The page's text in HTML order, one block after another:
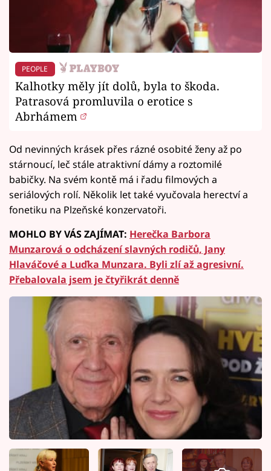
PEOPLE
Kalhotky měly jít dolů, byla to škoda.
Patrasová promluvila o erotice s
Abrhámem
Od nevinných krásek přes rázné osobité ženy až po
stárnoucí, leč stále atraktivní dámy a roztomilé
babičky. Na svém kontě má i řadu filmových a
seriálových rolí. Několik let také vyučovala herectví a
fonetiku na Plzeňské konzervatoři.
MOHLO BY VÁS ZAJÍMAT: Herečka Barbora
Munzarová o odcházení slavných rodičů, Jany
Hlaváčové a Luďka Munzara. Byli zlí až agresivní.
Přebalovala jsem je čtyřikrát denně